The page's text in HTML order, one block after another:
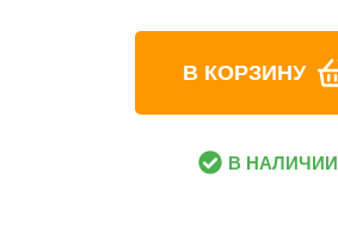
В КОРЗИНУ
В НАЛИЧИИ